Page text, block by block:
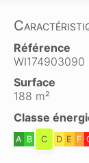
Référence
WI174903090
Surface
188 m²
Classe
A B C D E F